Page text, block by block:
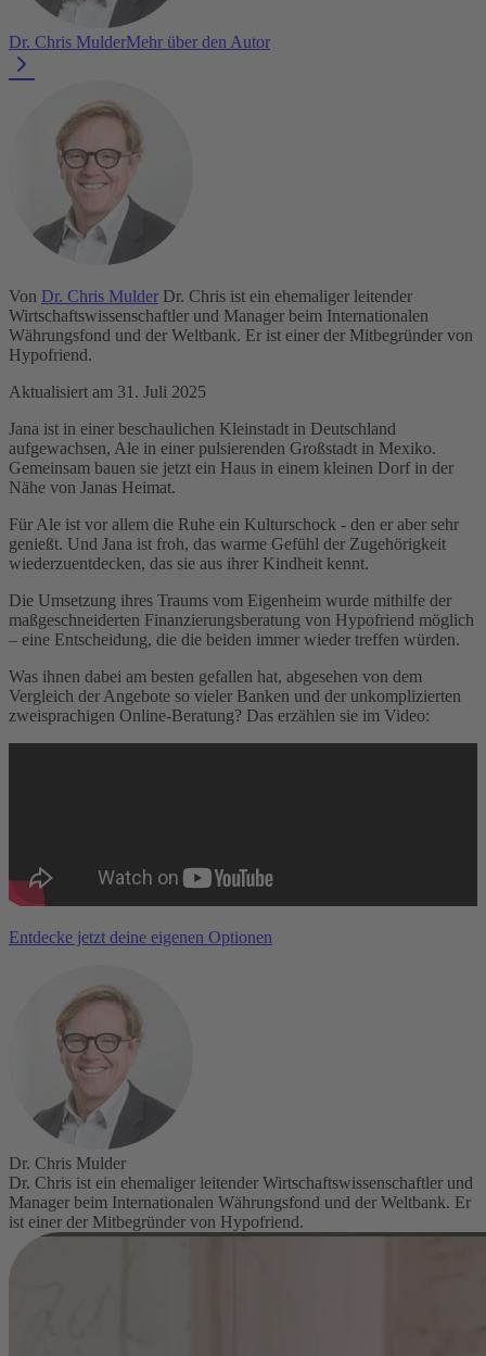
Dr. Chris MulderMehr über den Autor
Von Dr. Chris Mulder Dr. Chris ist ein ehemaliger leitender
Wirtschaftswissenschaftler und Manager beim Internationalen
Währungsfond und der Weltbank. Er ist einer der Mitbegründer von
Hypofriend.
Aktualisiert am 31. Juli 2025
Jana ist in einer beschaulichen Kleinstadt in Deutschland
aufgewachsen, Ale in einer pulsierenden Großstadt in Mexiko.
Gemeinsam bauen sie jetzt ein Haus in einem kleinen Dorf in der
Nähe von Janas Heimat.
Für Ale ist vor allem die Ruhe ein Kulturschock - den er aber sehr
genießt. Und Jana ist froh, das warme Gefühl der Zugehörigkeit
wiederzuentdecken, das sie aus ihrer Kindheit kennt.
Die Umsetzung ihres Traums vom Eigenheim wurde mithilfe der
maßgeschneiderten Finanzierungsberatung von Hypofriend möglich
– eine Entscheidung, die die beiden immer wieder treffen würden.
Was ihnen dabei am besten gefallen hat, abgesehen von dem
Vergleich der Angebote so vieler Banken und der unkomplizierten
zweisprachigen Online-Beratung? Das erzählen sie im Video:
Entdecke jetzt deine eigenen Optionen
Dr. Chris Mulder
Dr. Chris ist ein ehemaliger leitender Wirtschaftswissenschaftler und
Manager beim Internationalen Währungsfond und der Weltbank. Er
ist einer der Mitbegründer von Hypofriend.